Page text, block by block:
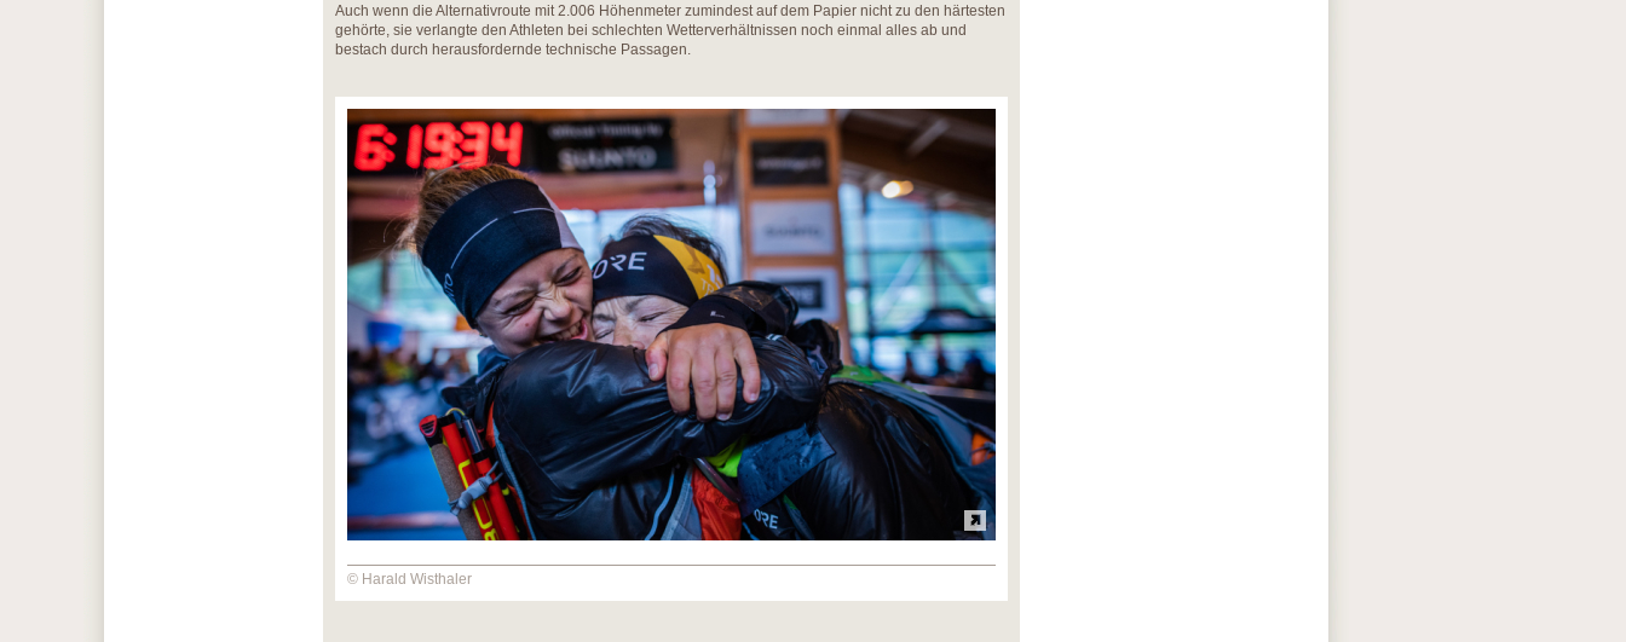
Auch wenn die Alternativroute mit 2.006 Höhenmeter zumindest auf dem Papier nicht zu den härtesten
gehörte, sie verlangte den Athleten bei schlechten Wetterverhältnissen noch einmal alles ab und
bestach durch herausfordernde technische Passagen.
© Harald Wisthaler